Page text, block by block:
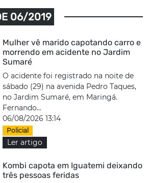
06/2019
Mulher vê marido capotando carro e
morrendo em acidente no Jardim
Sumaré
O acidente foi registrado na noite de
sábado (29) na avenida Pedro Taques,
no Jardim Sumaré, em Maringá.
Fernando...
06/08/2026 13:14
Policial
Ler artigo
Kombi capota em Iguatemi deixando
três pessoas feridas